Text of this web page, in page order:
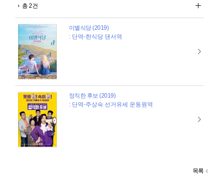
총 2건
이별식당 (2019)
: 단역-한식당 댄서역
정직한 후보 (2019)
: 단역-주상숙 선거유세 운동원역
목록